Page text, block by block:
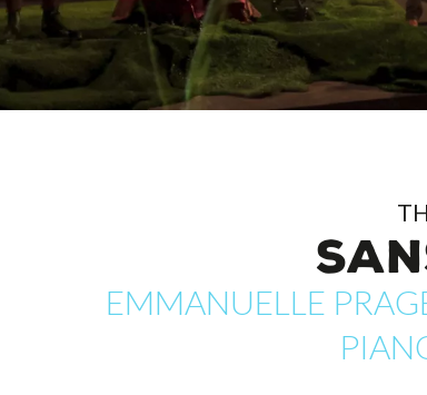
EMMANUELLE